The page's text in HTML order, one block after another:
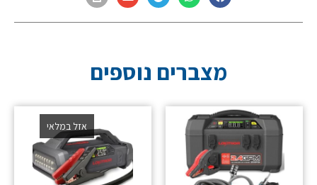
מצברים נוספים
אזל במלאי